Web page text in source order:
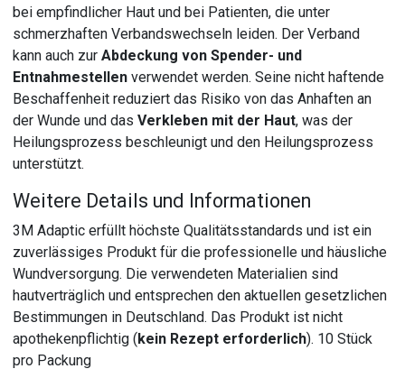
bei empfindlicher Haut und bei Patienten, die unter
schmerzhaften Verbandswechseln leiden. Der Verband
kann auch zurAbdeckung von Spender- und
Entnahmestellen verwendet werden. Seine nicht haftende
Beschaffenheit reduziert das Risiko von das Anhaften an
der Wunde und dasVerkleben mit der Haut, was der
Heilungsprozess beschleunigt und den Heilungsprozess
unterstützt.
Weitere Details und Informationen
3M Adaptic erfüllt höchste Qualitätsstandards und ist ein
zuverlässiges Produkt für die professionelle und häusliche
Wundversorgung. Die verwendeten Materialien sind
hautverträglich und entsprechen den aktuellen gesetzlichen
Bestimmungen in Deutschland. Das Produkt ist nicht
apothekenpflichtig (kein Rezept erforderlich). 10 Stück
pro Packung